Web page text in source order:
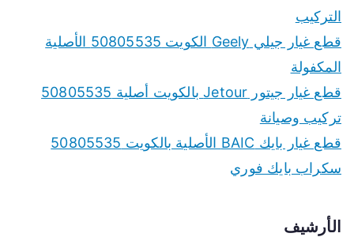
التركيب
قطع غيار جيلي Geely الكويت 50805535 الأصلية
المكفولة
قطع غيار جيتور Jetour بالكويت أصلية 50805535
تركيب وصيانة
قطع غيار بايك BAIC الأصلية بالكويت 50805535
سكراب بايك فوري
الأرشيف